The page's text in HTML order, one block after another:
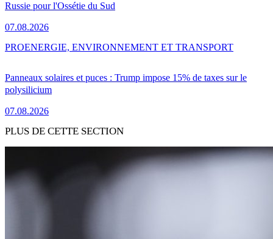
Russie pour l'Ossétie du Sud
07.08.2026
Panneaux solaires et puces : Trump impose 15% de taxes sur le
polysilicium
07.08.2026
PROENERGIE, ENVIRONNEMENT ET TRANSPORT
PLUS DE CETTE SECTION